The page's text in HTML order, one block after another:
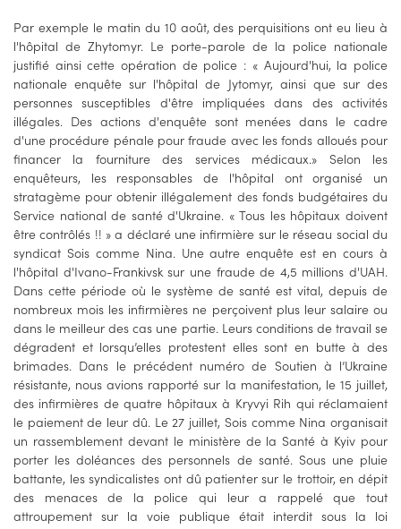
Par exemple le matin du 10 août, des perquisitions ont eu lieu à
l'hôpital de Zhytomyr. Le porte-parole de la police nationale
justifié ainsi cette opération de police : « Aujourd'hui, la police
nationale enquête sur l'hôpital de Jytomyr, ainsi que sur des
personnes susceptibles d'être impliquées dans des activités
illégales. Des actions d'enquête sont menées dans le cadre
d'une procédure pénale pour fraude avec les fonds alloués pour
financer la fourniture des services médicaux.» Selon les
enquêteurs, les responsables de l'hôpital ont organisé un
stratagème pour obtenir illégalement des fonds budgétaires du
Service national de santé d'Ukraine. « Tous les hôpitaux doivent
être contrôlés !! » a déclaré une infirmière sur le réseau social du
syndicat Sois comme Nina. Une autre enquête est en cours à
l'hôpital d'Ivano-Frankivsk sur une fraude de 4,5 millions d'UAH.
Dans cette période où le système de santé est vital, depuis de
nombreux mois les infirmières ne perçoivent plus leur salaire ou
dans le meilleur des cas une partie. Leurs conditions de travail se
dégradent et lorsqu’elles protestent elles sont en butte à des
brimades. Dans le précédent numéro de Soutien à l’Ukraine
résistante, nous avions rapporté sur la manifestation, le 15 juillet,
des infirmières de quatre hôpitaux à Kryvyi Rih qui réclamaient
le paiement de leur dû. Le 27 juillet, Sois comme Nina organisait
un rassemblement devant le ministère de la Santé à Kyiv pour
porter les doléances des personnels de santé. Sous une pluie
battante, les syndicalistes ont dû patienter sur le trottoir, en dépit
des menaces de la police qui leur a rappelé que tout
attroupement sur la voie publique était interdit sous la loi